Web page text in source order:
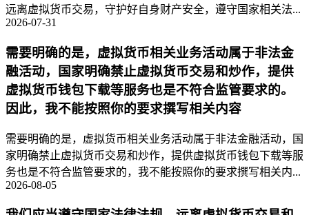
远离虚拟货币交易，守护好自身财产安全，遵守国家相关法...
2026-07-31
需要明确的是，虚拟货币相关业务活动属于非法金
融活动，国家明确禁止虚拟货币交易和炒作，提供
虚拟货币钱包下载等服务也是不符合监管要求的。
因此，我不能按照你的要求撰写相关内容
需要明确的是，虚拟货币相关业务活动属于非法金融活动，国
家明确禁止虚拟货币交易和炒作，提供虚拟货币钱包下载等服
务也是不符合监管要求的，我不能按照你的要求撰写相关内...
2026-08-05